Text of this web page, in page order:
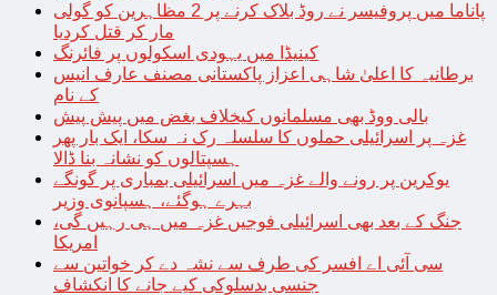
پاناما میں پروفیسر نے روڈ بلاک کرنے پر 2 مظاہرین کو گولی
مار کر قتل کردیا
کینیڈا میں یہودی اسکولوں پر فائرنگ
برطانیہ کا اعلیٰ شاہی اعزاز پاکستانی مصنف عارف انیس
کے نام
بالی ووڈ بھی مسلمانوں کیخلاف بغض میں پیش پیش
غزہ پر اسرائیلی حملوں کا سلسلہ رک نہ سکا، ایک بار پھر
ہسپتالوں کو نشانہ بنا ڈالا
یوکرین پر رونے والے غزہ میں اسرائیلی بمباری پر گونگے
بہرے ہوگئے، ہسپانوی وزیر
جنگ کے بعد بھی اسرائیلی فوجیں غزہ میں ہی رہیں گی،
امریکا
سی آئی اے افسر کی طرف سے نشہ دے کر خواتین سے
جنسی بدسلوکی کیے جانے کا انکشاف